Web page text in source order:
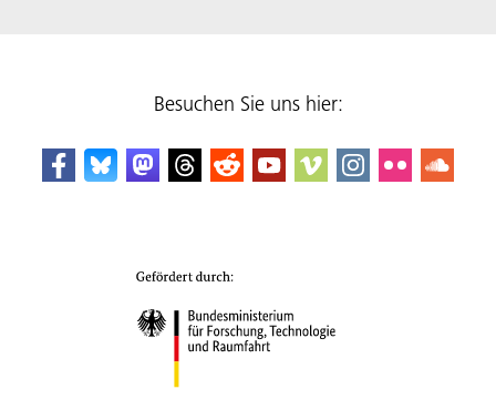
Besuchen Sie uns hier: